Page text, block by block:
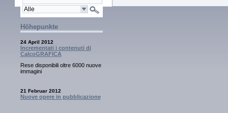
Höhepunkte
24 April 2012
Incrementati i contenuti di
CalcoGRAFICA
Rese disponibili oltre 6000 nuove
immagini
21 Februar 2012
Nuove opere in pubblicazione